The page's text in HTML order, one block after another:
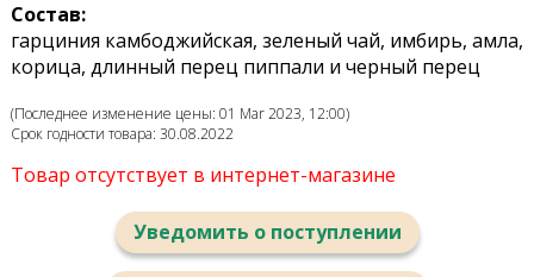
Состав:
гарциния камбоджийская, зеленый чай, имбирь, амла,
корица, длинный перец пиппали и черный перец
(Последнее изменение цены: 01 Mar 2023, 12:00)
Срок годности товара: 30.08.2022
Товар отсутствует в интернет-магазине
Уведомить о поступлении